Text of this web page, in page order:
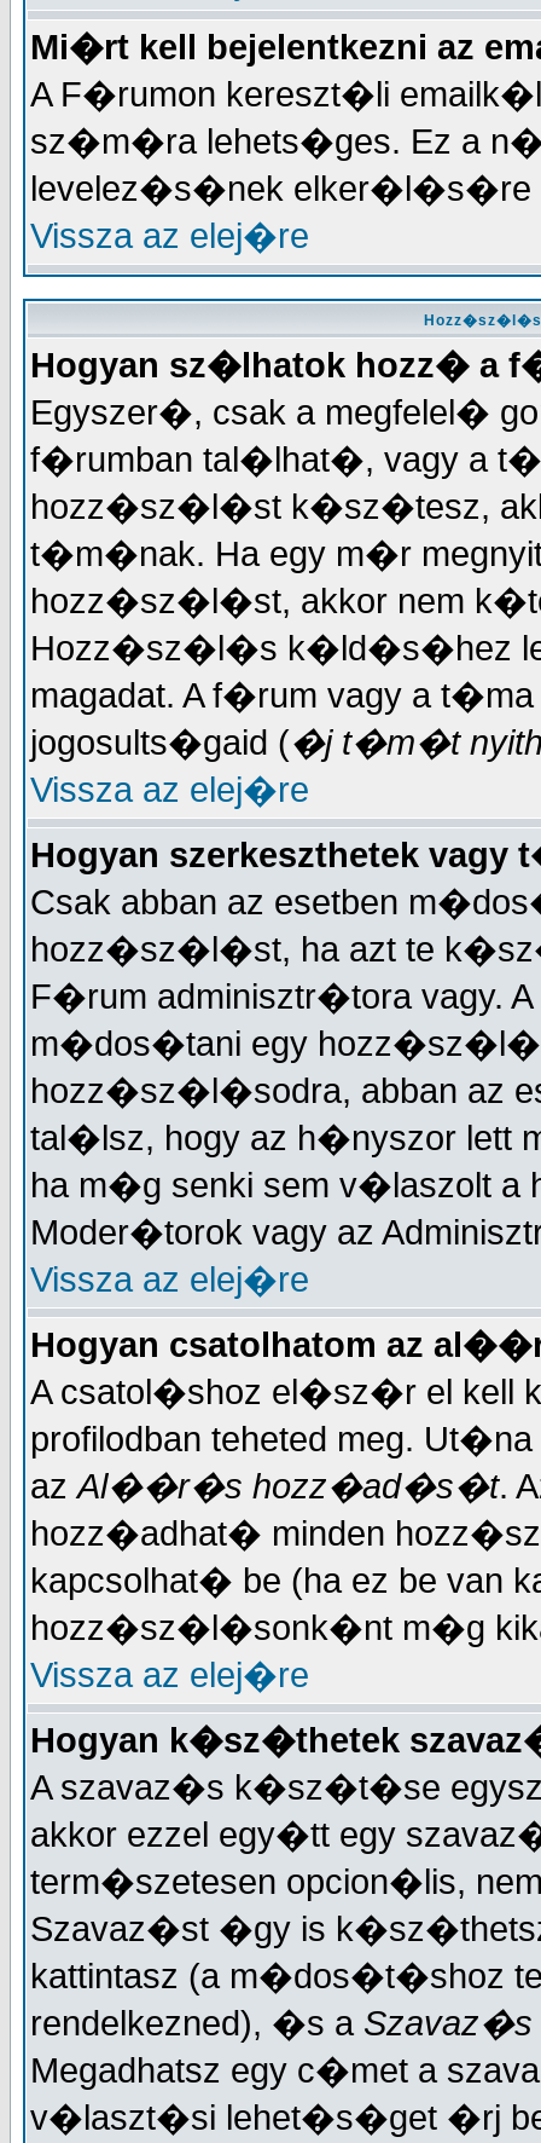
Mi�rt kell bejelentkezni az
A F�rumon kereszt�li
sz�m�ra lehets�ges. Ez a
levelez�s�nek elker�l�s�re
Vissza az elej�re
Hogyan sz�lhatok hozz� a
Egyszer�, csak a megfelel�
f�rumban tal�lhat�, vagy a
hozz�sz�l�st k�sz�tesz,
t�m�nak. Ha egy m�r
hozz�sz�l�st, akkor nem
Hozz�sz�l�s k�ld�s�hez
magadat. A f�rum vagy a
jogosults�gaid (�j t�m�t
Vissza az elej�re
Hogyan szerkeszthetek
Csak abban az esetben
hozz�sz�l�st, ha azt te
F�rum adminisztr�tora vagy. A
m�dos�tani egy
hozz�sz�l�sodra, abban az
tal�lsz, hogy az h�nyszor lett
ha m�g senki sem v�laszolt
Moder�torok vagy az
Vissza az elej�re
Hogyan csatolhatom az
A csatol�shoz el�sz�r el
profilodban teheted meg.
azAl��r�s hozz�ad�s�t.
hozz�adhat� minden
kapcsolhat� be (ha ez be van
hozz�sz�l�sonk�nt m�g
Vissza az elej�re
Hogyan k�sz�thetek
A szavaz�s k�sz�t�se
akkor ezzel egy�tt egy
term�szetesen opcion�lis,
Szavaz�st �gy is
kattintasz (a m�dos�t�shoz
rendelkezned), �s a
Megadhatsz egy c�met a
v�laszt�si lehet�s�get �rj